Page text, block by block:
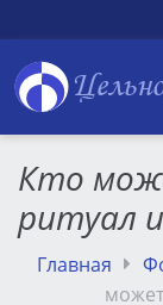
Кто
ритуал
Главная